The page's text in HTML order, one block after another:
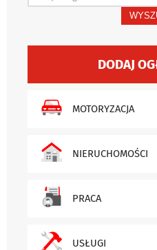
DODAJ
MOTORYZACJA
NIERUCHOMOŚCI
PRACA
USŁUGI